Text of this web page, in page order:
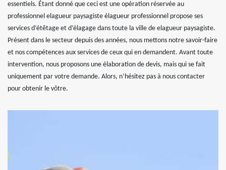
essentiels. Étant donné que ceci est une opération réservée au
professionnel elagueur paysagiste élagueur professionnel propose ses
services d’étêtage et d’élagage dans toute la ville de elagueur paysagiste.
Présent dans le secteur depuis des années, nous mettons notre savoir-faire
et nos compétences aux services de ceux qui en demandent. Avant toute
intervention, nous proposons une élaboration de devis, mais qui se fait
uniquement par votre demande. Alors, n’hésitez pas à nous contacter
pour obtenir le vôtre.